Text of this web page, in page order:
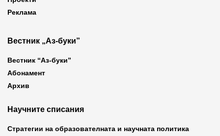
Реклама
Вестник „Аз-буки”
Вестник “Аз-буки”
Абонамент
Архив
Научните списания
Стратегии на образователната и научната политика